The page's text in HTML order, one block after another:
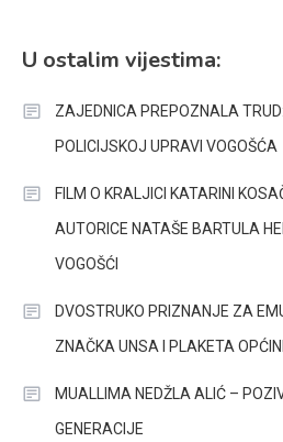
U ostalim vijestima:
ZAJEDNICA PREPOZNALA
POLICIJSKOJ UPRAVI VOGOŠĆA
FILM O KRALJICI KATARINI
AUTORICE NATAŠE BARTULA
VOGOŠĆI
DVOSTRUKO PRIZNANJE ZA
ZNAČKA UNSA I PLAKETA
MUALLIMA NEDŽLA ALIĆ –
GENERACIJE